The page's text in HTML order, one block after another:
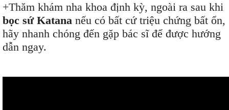
+Thăm khám nha khoa định kỳ, ngoài ra sau khi
bọc sứ Katana nếu có bất cứ triệu chứng bất ổn,
hãy nhanh chóng đến gặp bác sĩ để được hướng
dẫn ngay.